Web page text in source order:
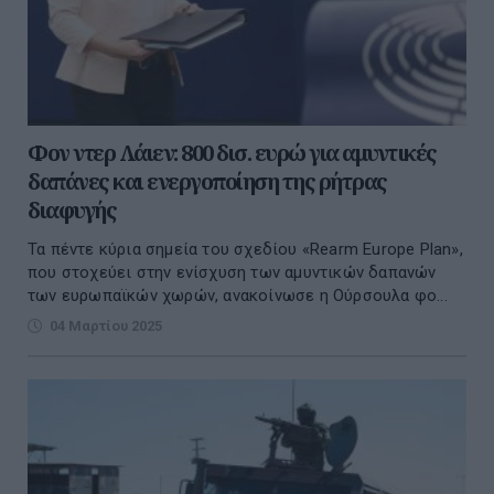
Φον ντερ Λάιεν: 800 δισ. ευρώ για αμυντικές
δαπάνες και ενεργοποίηση της ρήτρας
διαφυγής
Τα πέντε κύρια σημεία του σχεδίου «Rearm Europe Plan»,
που στοχεύει στην ενίσχυση των αμυντικών δαπανών
των ευρωπαϊκών χωρών, ανακοίνωσε η Ούρσουλα φο...
04 Μαρτίου 2025